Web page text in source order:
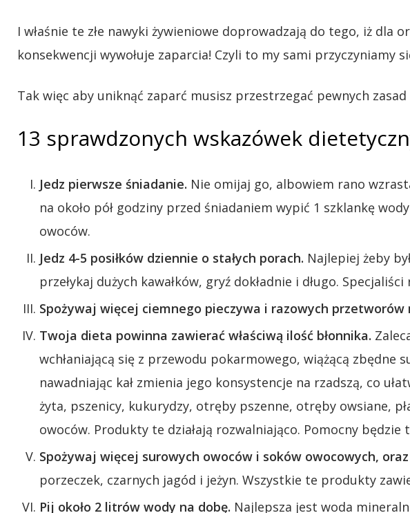
I właśnie te złe nawyki żywieniowe doprowadzają do tego, iż
konsekwencji wywołuje zaparcia! Czyli to my sami
Tak więc aby uniknąć zaparć musisz przestrzegać pewnych zasad
13 sprawdzonych wskazówek
Jedz pierwsze śniadanie. Nie omijaj go, albowiem rano
na około pół godziny przed śniadaniem wypić 1 szklankę
owoców.
Jedz 4-5 posiłków dziennie o stałych porach. Najlepiej żeby
przełykaj dużych kawałków, gryź dokładnie i długo.
Spożywaj więcej ciemnego pieczywa i razowych
Twoja dieta powinna zawierać właściwą ilość błonnika.
wchłaniającą się z przewodu pokarmowego, wiążącą
nawadniając kał zmienia jego konsystencje na rzadszą, co
żyta, pszenicy, kukurydzy, otręby pszenne, otręby owsiane,
owoców. Produkty te działają rozwalniająco. Pomocny będzie
Spożywaj więcej surowych owoców i soków owocowych,
porzeczek, czarnych jagód i jeżyn. Wszystkie te produkty
Pij około 2 litrów wody na dobę. Najlepsza jest woda